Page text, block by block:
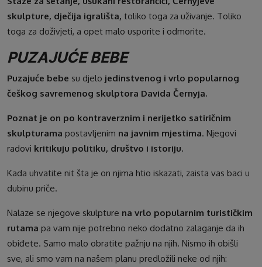
skulpture, dječija igrališta, toliko toga za uživanje. Toliko
toga za doživjeti, a opet malo usporite i odmorite.
PUZAJUĆE BEBE
Puzajuće bebe su djelo jedinstvenog i vrlo popularnog
češkog savremenog skulptora Davida Černyja.
Poznat je on po kontraverznim i nerijetko satiričnim
skulpturama postavljenim na javnim mjestima. Njegovi
radovi kritikuju politiku, društvo i istoriju.
Kada uhvatite nit šta je on njima htio iskazati, zaista vas baci u
dubinu priče.
Nalaze se njegove skulpture na vrlo popularnim turističkim
rutama pa vam nije potrebno neko dodatno zalaganje da ih
obiđete. Samo malo obratite pažnju na njih. Nismo ih obišli
sve, ali smo vam na našem planu predložili neke od njih: